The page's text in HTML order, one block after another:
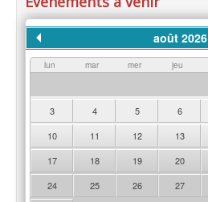
août 2026
lun mar mer jeu
3
4 5 6
10
11 12 13
17
18 19 20
24
25 26 27